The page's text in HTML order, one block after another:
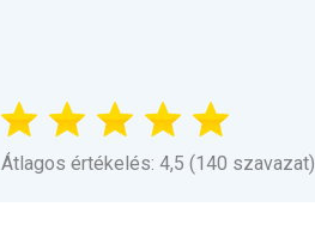
Átlagos értékelés: 4,5 (140 szavazat)